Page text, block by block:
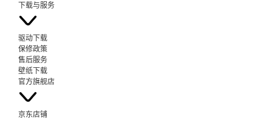
下载与服务
驱动下载
保修政策
售后服务
壁纸下载
官方旗舰店
京东店铺